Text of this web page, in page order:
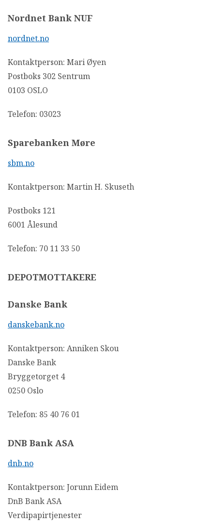
Nordnet Bank NUF
nordnet.no
Kontaktperson: Mari Øyen
Postboks 302 Sentrum
0103 OSLO
Telefon: 03023
Sparebanken Møre
sbm.no
Kontaktperson: Martin H. Skuseth
Postboks 121
6001 Ålesund
Telefon: 70 11 33 50
DEPOTMOTTAKERE
Danske Bank
danskebank.no
Kontaktperson: Anniken Skou
Danske Bank
Bryggetorget 4
0250 Oslo
Telefon: 85 40 76 01
DNB Bank ASA
dnb.no
Kontaktperson: Jorunn Eidem
DnB Bank ASA
Verdipapirtjenester